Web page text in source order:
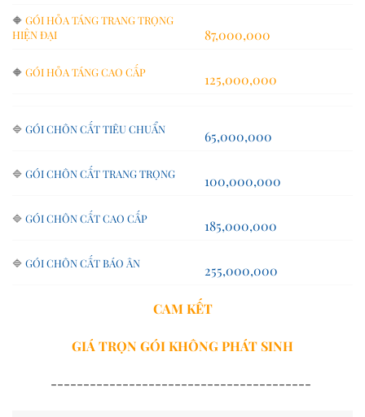
🔶 GÓI HỎA TÁNG TRANG TRỌNG
HIỆN ĐẠI
87,000,000
🔶 GÓI HỎA TÁNG CAO CẤP 125,000,000
🔷 GÓI CHÔN CẤT TIÊU CHUẨN 65,000,000
🔷 GÓI CHÔN CẤT TRANG TRỌNG 100,000,000
🔷 GÓI CHÔN CẤT CAO CẤP 185,000,000
🔷 GÓI CHÔN CẤT BÁO ÂN 255,000,000
CAM KẾT
GIÁ TRỌN GÓIKHÔNG PHÁT SINH
----------------------------------------